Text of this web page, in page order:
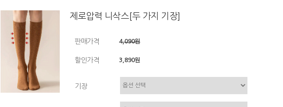
제로압력 니삭스[두 가지 기장]
판매가격 4,090원
할인가격 3,890원
기장